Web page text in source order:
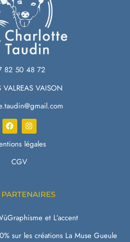
PARTENAIRES
et L’accent
sur les créations La Muse Gueule
82 50 48 72
VALREAS VAISON
légales
CGV